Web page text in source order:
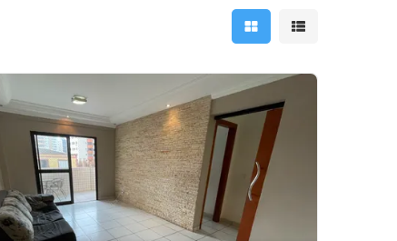
Mostrar resultados em
Mostrar